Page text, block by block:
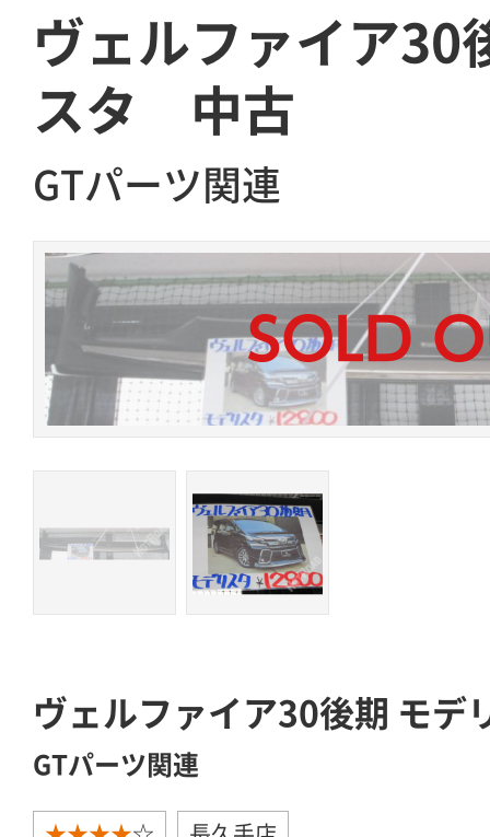
ヴェルファイア30
スタ 中古
GTパーツ関連
ヴェルファイア30後期 モ
GTパーツ関連